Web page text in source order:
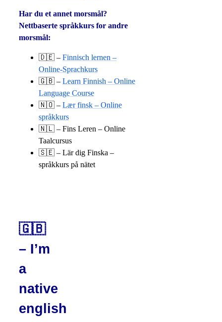
Har du et annet morsmål?
Nettbaserte språkkurs for andre
morsmål:
🇩🇪 – Finnisch lernen –
Online-Sprachkurs
🇬🇧 – Learn Finnish – Online
Language Course
🇳🇴 – Lær finsk – Online
språkkurs
🇳🇱 – Fins Leren – Online
Taalcursus
🇸🇪 – Lär dig Finska –
språkkurs på nätet
🇬🇧
– I’m
a
native
english